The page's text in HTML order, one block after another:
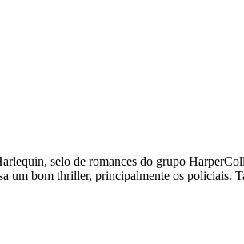
selo de romances do grupo
um bom thriller, principalmente os policiais.